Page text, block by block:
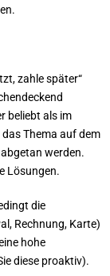
zahle später“
beliebt als im
Thema auf dem
werden.
Lösungen.
die
Rechnung, Karte)
hohe
diese proaktiv).